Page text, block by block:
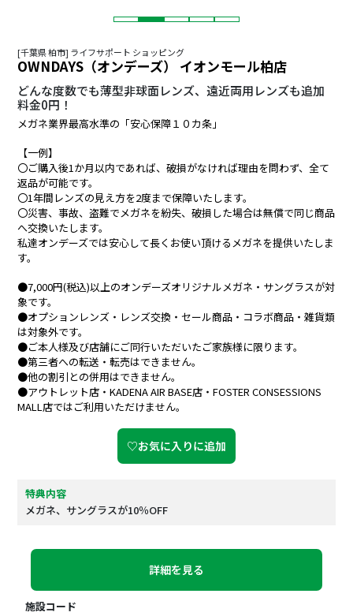
[千葉県 柏市] ライフサポート ショッピング
OWNDAYS（オンデーズ） イオンモール柏店
どんな度数でも薄型非球面レンズ、遠近両用レンズも追加
料金0円！
メガネ業界最高水準の「安心保障１０カ条」
【一例】
〇ご購入後1か月以内であれば、破損がなければ理由を問わず、全て
返品が可能です。
〇1年間レンズの見え方を2度まで保障いたします。
〇災害、事故、盗難でメガネを紛失、破損した場合は無償で同じ商品
へ交換いたします。
私達オンデーズでは安心して長くお使い頂けるメガネを提供いたしま
す。
●7,000円(税込)以上のオンデーズオリジナルメガネ・サングラスが対
象です。
●オプションレンズ・レンズ交換・セール商品・コラボ商品・雑貨類
は対象外です。
●ご本人様及び店舗にご同行いただいたご家族様に限ります。
●第三者への転送・転売はできません。
●他の割引との併用はできません。
●アウトレット店・KADENA AIR BASE店・FOSTER CONSESSIONS
MALL店ではご利用いただけません。
♡お気に入りに追加
特典内容
メガネ、サングラスが10％OFF
詳細を見る
施設コード